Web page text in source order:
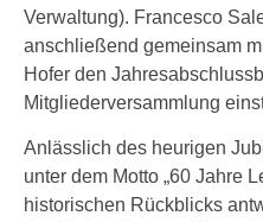
Verwaltung). Francesco
anschließend gemeinsam
Hofer den
Mitgliederversammlung
Anlässlich des heurigen
unter dem Motto „60 Jahre
historischen Rückblicks